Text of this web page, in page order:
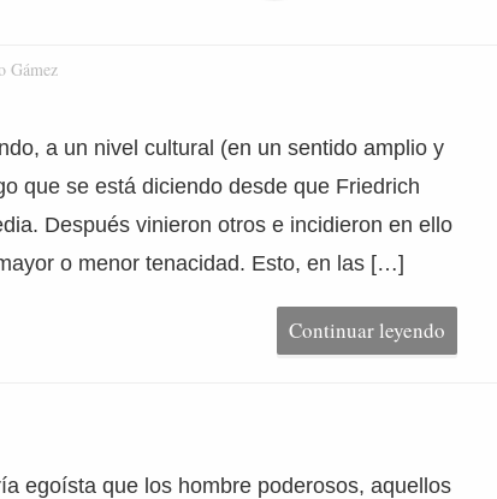
Gámez
a un nivel cultural (en un sentido amplio y
que se está diciendo desde que Friedrich
Después vinieron otros e incidieron en ello
o menor tenacidad. Esto, en las […]
Continuar leyendo
egoísta que los hombre poderosos, aquellos